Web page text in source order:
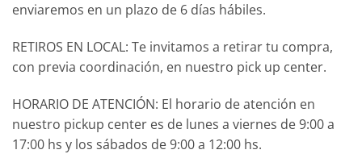
enviaremos en un plazo de 6 días hábiles.
RETIROS EN LOCAL: Te invitamos a retirar tu compra,
con previa coordinación, en nuestro pick up center.
HORARIO DE ATENCIÓN: El horario de atención en
nuestro pickup center es de lunes a viernes de 9:00 a
17:00 hs y los sábados de 9:00 a 12:00 hs.